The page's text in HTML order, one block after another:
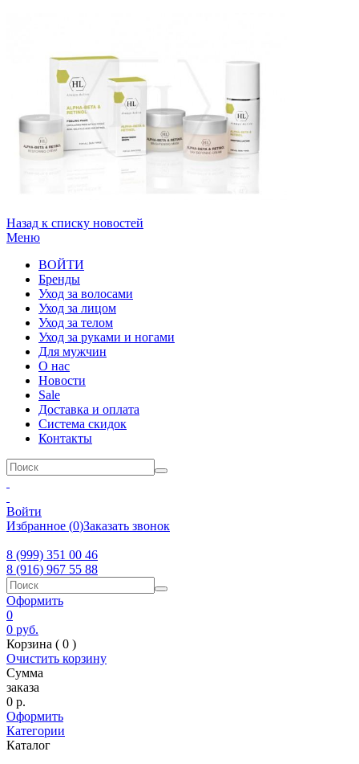
Назад к списку новостей
Меню
ВОЙТИ
Бренды
Уход за волосами
Уход за лицом
Уход за телом
Уход за руками и ногами
Для мужчин
О нас
Новости
Sale
Доставка и оплата
Система скидок
Контакты
Войти
Избранное (0)Заказать звонок
8 (999) 351 00 46
8 (916) 967 55 88
Оформить
0
0 руб.
Корзина ( 0 )
Очистить корзину
Сумма
заказа
0 р.
Оформить
Категории
Каталог